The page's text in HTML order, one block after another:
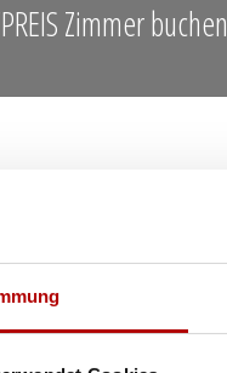
Zimmer buchen